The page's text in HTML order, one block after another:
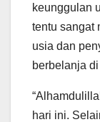
keunggulan
tentu sangat
usia dan
berbelanja
hari ini.